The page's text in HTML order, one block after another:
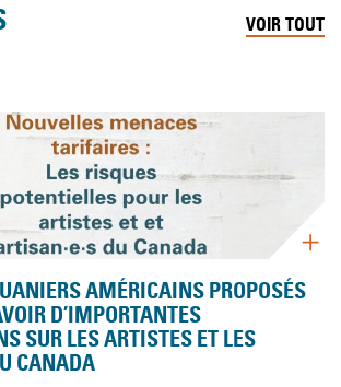
VOIR TOUT
AMÉRICAINS PROPOSÉS
D’IMPORTANTES
SUR LES ARTISTES ET LES
CANADA